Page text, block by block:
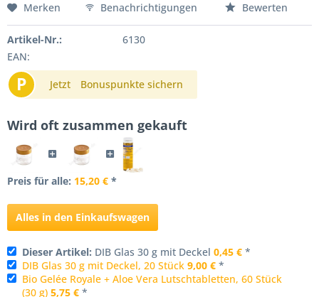
Merken Benachrichtigungen Bewerten
Artikel-Nr.:
6130
EAN:
P Jetzt Bonuspunkte sichern
Wird oft zusammen gekauft
Preis für alle: 15,20 € *
Alles in den Einkaufswagen
Dieser Artikel: DIB Glas 30 g mit Deckel 0,45 € *
DIB Glas 30 g mit Deckel, 20 Stück 9,00 € *
Bio Gelée Royale + Aloe Vera Lutschtabletten, 60 Stück
(30 g) 5,75 € *